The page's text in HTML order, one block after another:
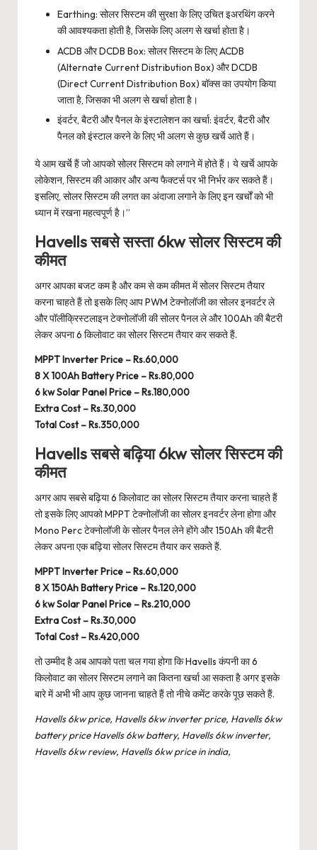
Earthing: सोलर सिस्टम की सुरक्षा के लिए उचित इअरथिंग करने
की आवश्यकता होती है, जिसके लिए अलग से खर्चा होता है।
ACDB और DCDB Box: सोलर सिस्टम के लिए ACDB
(Alternate Current Distribution Box) और DCDB
(Direct Current Distribution Box) बॉक्स का उपयोग किया
जाता है, जिसका भी अलग से खर्चा होता है।
इंवर्टर, बैटरी और पैनल के इंस्टालेशन का खर्चा: इंवर्टर, बैटरी और
पैनल को इंस्टाल करने के लिए भी अलग से कुछ खर्चे आते हैं।
ये आम खर्चे हैं जो आपको सोलर सिस्टम को लगाने में होते हैं। ये खर्चे आपके
लोकेशन, सिस्टम की आकार और अन्य फैक्टर्स पर भी निर्भर कर सकते हैं।
इसलिए, सोलर सिस्टम की लगत का अंदाजा लगाने के लिए इन खर्चों को भी
ध्यान में रखना महत्वपूर्ण है।”
Havells सबसे सस्ता 6kw सोलर सिस्टम की
कीमत
अगर आपका बजट कम है और कम से कम कीमत में सोलर सिस्टम तैयार
करना चाहते हैं तो इसके लिए आप PWM टेक्नोलॉजी का सोलर इनवर्टर ले
और पॉलीक्रिस्टलाइन टेक्नोलॉजी की सोलर पैनल ले और 100Ah की बैटरी
लेकर अपना 6 किलोवाट का सोलर सिस्टम तैयार कर सकते हैं.
MPPT Inverter Price – Rs.60,000
8 X 100Ah Battery Price – Rs.80,000
6 kw Solar Panel Price – Rs.180,000
Extra Cost – Rs.30,000
Total Cost – Rs.350,000
Havells सबसे बढ़िया 6kw सोलर सिस्टम की
कीमत
अगर आप सबसे बढ़िया 6 किलोवाट का सोलर सिस्टम तैयार करना चाहते हैं
तो इसके लिए आपको MPPT टेक्नोलॉजी का सोलर इनवर्टर लेना होगा और
Mono Perc टेक्नोलॉजी के सोलर पैनल लेने होंगे और 150Ah की बैटरी
लेकर अपना एक बढ़िया सोलर सिस्टम तैयार कर सकते हैं.
MPPT Inverter Price – Rs.60,000
8 X 150Ah Battery Price – Rs.120,000
6 kw Solar Panel Price – Rs.210,000
Extra Cost – Rs.30,000
Total Cost – Rs.420,000
तो उम्मीद है अब आपको पता चल गया होगा कि Havells कंपनी का 6
किलोवाट का सोलर सिस्टम लगाने का कितना खर्चा आ सकता है अगर इसके
बारे में अभी भी आप कुछ जानना चाहते हैं तो नीचे कमेंट करके पूछ सकते हैं.
Havells 6kw price, Havells 6kw inverter price, Havells 6kw
battery price Havells 6kw battery, Havells 6kw inverter,
Havells 6kw review, Havells 6kw price in india,